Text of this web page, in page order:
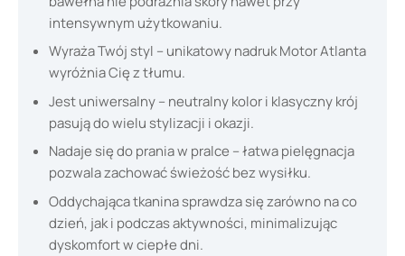
intensywnym użytkowaniu.
Wyraża Twój styl – unikatowy nadruk Motor Atlanta
wyróżnia Cię z tłumu.
Jest uniwersalny – neutralny kolor i klasyczny krój
pasują do wielu stylizacji i okazji.
Nadaje się do prania w pralce – łatwa pielęgnacja
pozwala zachować świeżość bez wysiłku.
Oddychająca tkanina sprawdza się zarówno na co
dzień, jak i podczas aktywności, minimalizując
dyskomfort w ciepłe dni.